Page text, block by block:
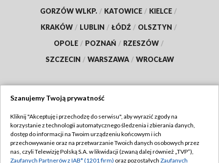
GORZÓW WLKP. / KATOWICE / KIELCE /
KRAKÓW / LUBLIN / ŁÓDŹ / OLSZTYN /
OPOLE / POZNAŃ / RZESZÓW /
SZCZECIN / WARSZAWA / WROCŁAW
TVP
Abonament TVP
Emisja w TVP
Regulamin TVP
Szanujemy Twoją prywatność
Kliknij "Akceptuję i przechodzę do serwisu", aby wyrazić zgody na
korzystanie z technologii automatycznego śledzenia i zbierania danych,
dostęp do informacji na Twoim urządzeniu końcowym i ich
przechowywanie oraz na przetwarzanie Twoich danych osobowych przez
nas, czyli Telewizję Polską S.A. w likwidacji (zwaną dalej również „TVP”),
Zaufanych Partnerów z IAB* (1201 firm) oraz pozostałych Zaufanych